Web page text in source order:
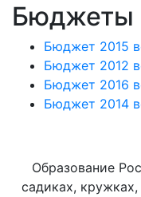
Бюджеты
Бюджет 2015
Бюджет 2012
Бюджет 2016
Бюджет 2014
Образование
садиках,